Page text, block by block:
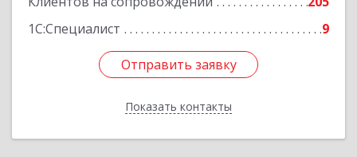
1С:Специалист
9
Отправить заявку
Показать контакты
Отправить заявку
Назад